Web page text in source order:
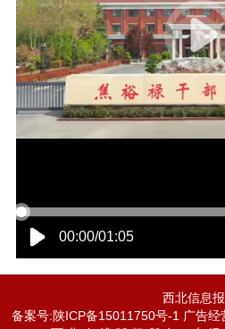
00:00/01:05
西北信息
备案号:陕ICP备15011750号-1 广告